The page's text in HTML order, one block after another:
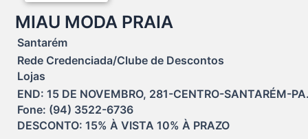
MIAU MODA PRAIA
Santarém
Rede Credenciada/Clube de Descontos
Lojas
END: 15 DE NOVEMBRO, 281-CENTRO-SANTARÉM-
Fone: (94) 3522-6736
DESCONTO: 15% À VISTA 10% À PRAZO